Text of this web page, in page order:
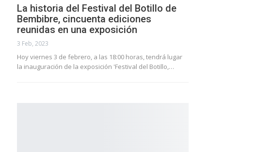
La historia del Festival del Botillo de
Bembibre, cincuenta ediciones
reunidas en una exposición
3 Feb, 2023
Hoy viernes 3 de febrero, a las 18:00 horas, tendrá lugar
la inauguración de la exposición 'Festival del Botillo,…